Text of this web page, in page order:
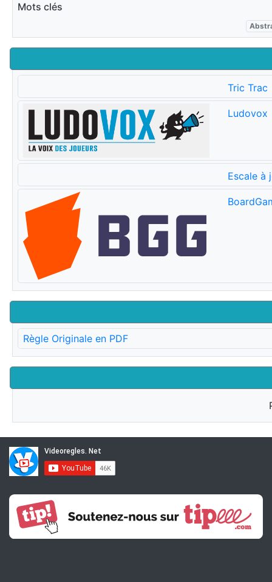
Mots clés
Tric Trac
Ludovox
Escale à
Règle Originale en PDF